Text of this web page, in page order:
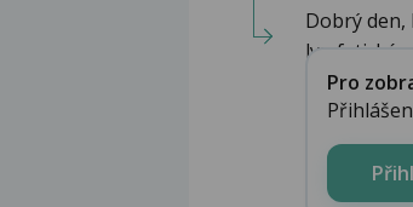
Dobrý
lymfatické
Pro